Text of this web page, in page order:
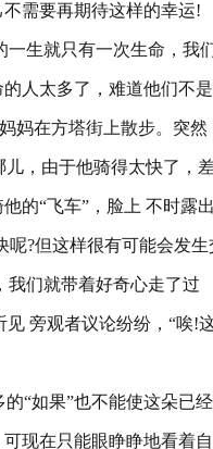
需要再期待这样的幸运!
一生就只有一次生命，我
人太多了，难道他们不
妈在方塔街上散步。突然
，由于他骑得太快了，
的“飞车”，脸上 不时露出
?但这样很有可能会发生
我们就带着好奇心走了过
见 旁观者议论纷纷，“唉!
“如果”也不能使这朵已
现在只能眼睁睁地看着自